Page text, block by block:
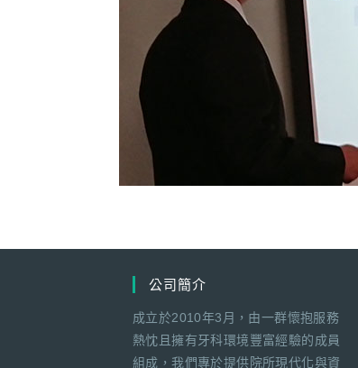
公司簡介
成立於2010年3月，由一群懷抱服務
熱忱且擁有牙科環境豐富經驗的成員
組成，我們專於提供院所現代化與資